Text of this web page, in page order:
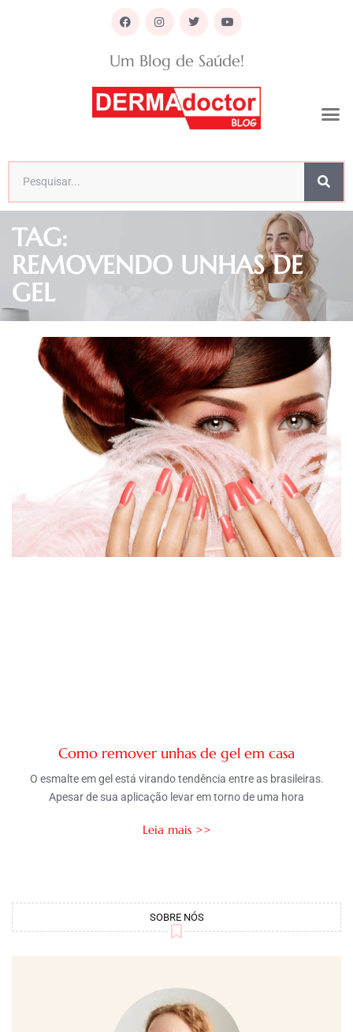
Um Blog de Saúde!
TAG:
REMOVENDO UNHAS DE
GEL
Como remover unhas de gel em casa
O esmalte em gel está virando tendência entre as brasileiras.
Apesar de sua aplicação levar em torno de uma hora
Leia mais >>
SOBRE NÓS